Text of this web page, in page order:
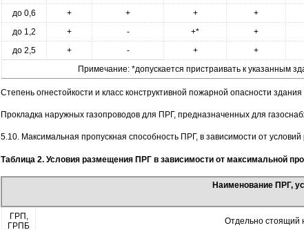
до 0,6
+ + + +
до 1,2
+ - +* +
до 2,5
+ - + +
Примечание: *допускается пристраивать к указанным
Степень огнестойкости и класс конструктивной пожарной опасности
Прокладка наружных газопроводов для ПРГ, предназначенных для
5.10. Максимальная пропускная способность ПРГ, в зависимости от
Таблица 2. Условия размещения ПРГ в зависимости от максимальной
Наименование ПРГ,
ГРП,
ГРПБ
Отдельно стоящий